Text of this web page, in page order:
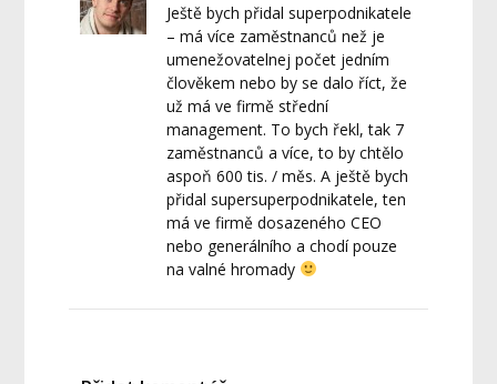
Ještě bych přidal superpodnikatele
– má více zaměstnanců než je
umenežovatelnej počet jedním
člověkem nebo by se dalo říct, že
už má ve firmě střední
management. To bych řekl, tak 7
zaměstnanců a více, to by chtělo
aspoň 600 tis. / měs. A ještě bych
přidal supersuperpodnikatele, ten
má ve firmě dosazeného CEO
nebo generálního a chodí pouze
na valné hromady